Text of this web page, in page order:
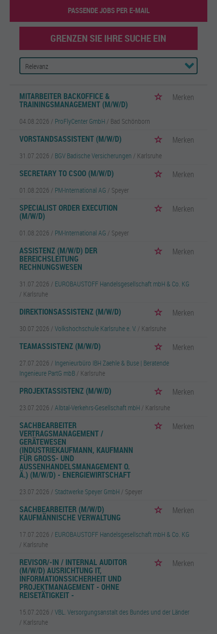
PASSENDE JOBS PER E-MAIL
GRENZEN SIE IHRE SUCHE EIN
MITARBEITER BACKOFFICE &
TRAININGSMANAGEMENT (M/W/D)
Merken
04.08.2026 / ProFlyCenter GmbH / Bad Schönborn
VORSTANDSASSISTENT (M/W/D) Merken
31.07.2026 / BGV Badische Versicherungen / Karlsruhe
SECRETARY TO CSOO (M/W/D) Merken
01.08.2026 / PM-International AG / Speyer
SPECIALIST ORDER EXECUTION
(M/W/D)
Merken
01.08.2026 / PM-International AG / Speyer
ASSISTENZ (M/W/D) DER
BEREICHSLEITUNG
RECHNUNGSWESEN
Merken
31.07.2026 / EUROBAUSTOFF Handelsgesellschaft mbH & Co. KG
/ Karlsruhe
DIREKTIONSASSISTENZ (M/W/D) Merken
30.07.2026 / Volkshochschule Karlsruhe e. V. / Karlsruhe
TEAMASSISTENZ (M/W/D) Merken
27.07.2026 / Ingenieurbüro IBH Zaehle & Buse | Beratende
Ingenieure PartG mbB / Karlsruhe
PROJEKTASSISTENZ (M/W/D) Merken
23.07.2026 / Albtal-Verkehrs-Gesellschaft mbH / Karlsruhe
SACHBEARBEITER
VERTRAGSMANAGEMENT /
GERÄTEWESEN
(INDUSTRIEKAUFMANN, KAUFMANN
FÜR GROSS- UND A
USSENHANDELSMANAGEMENT O. Ä.
) (M/W/D) - ENERGIEWIRTSCHAFT
Merken
23.07.2026 / Stadtwerke Speyer GmbH / Speyer
SACHBEARBEITER (M/W/D)
KAUFMÄNNISCHE VERWALTUNG
Merken
17.07.2026 / EUROBAUSTOFF Handelsgesellschaft mbH & Co. KG
/ Karlsruhe
REVISOR/-IN / INTERNAL AUDITOR
(M/W/D) AUSRICHTUNG IT,
INFORMATIONSSICHERHEIT UND
PROJEKTMANAGEMENT - OHNE
REISETÄTIGKEIT -
Merken
15.07.2026 / VBL. Versorgungsanstalt des Bundes und der Länder
/ Karlsruhe